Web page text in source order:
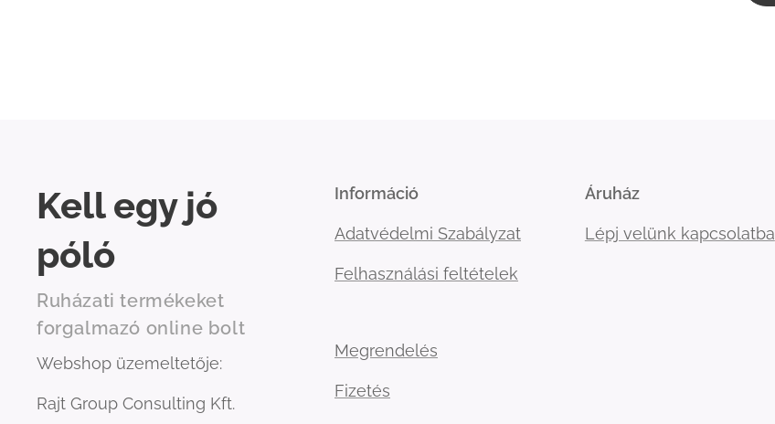
Kell egy jó
póló
Ruházati termékeket
forgalmazó online bolt
Webshop üzemeltetője:
Rajt Group Consulting Kft.
Információ
Adatvédelmi Szabályzat
Felhasználási feltételek
Megrendelés
Fizetés
Áruház
Lépj velünk kapcsolatba